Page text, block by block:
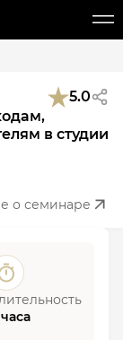
5.0
в студии
о семинаре